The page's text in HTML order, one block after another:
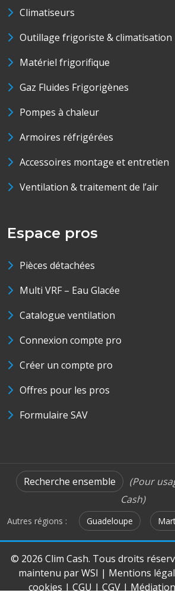
Climatiseurs
Outillage frigoriste & climatisation
Matériel frigorifique
Gaz Fluides Frigorigènes
Pompes à chaleur
Armoires réfrigérées
Accessoires montage et entretien
Ventilation & traitement de l’air
Espace pros
Pièces détachées
Multi VRF – Eau Glacée
Catalogue ventilation
Connexion compte pro
Créer un compte pro
Offres pour les pros
Formulaire SAV
Recherche ensemble
(Pour
Cash)
Autres régions : Guadeloupe
© 2026 Clim Cash. Tous droits
maintenu parWSI | Mentions
cookies | CGU | CGV | Médiation